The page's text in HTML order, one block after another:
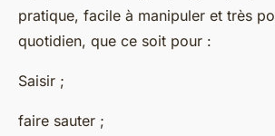
pratique, facile à manipuler et très
quotidien, que ce soit pour :
Saisir ;
faire sauter ;